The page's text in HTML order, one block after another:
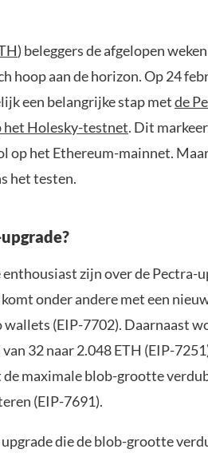
) beleggers de afgelopen
hoop aan de horizon. Op 24
een belangrijke stap metde
het Holesky-testnet. Dit
op het Ethereum-mainnet.
het testen.
zijn over de Pectra-
onder andere met een
(EIP-7702). Daarnaast
32 naar 2.048 ETH (EIP-
maximale blob-grootte
(EIP-7691).
die de blob-grootte